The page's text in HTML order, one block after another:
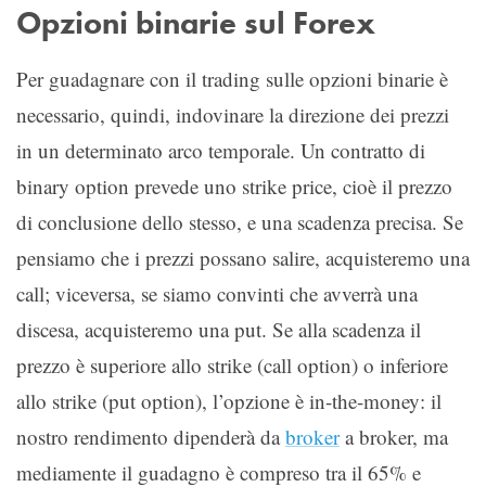
Opzioni binarie sul Forex
Per guadagnare con il trading sulle opzioni binarie è
necessario, quindi, indovinare la direzione dei prezzi
in un determinato arco temporale. Un contratto di
binary option prevede uno strike price, cioè il prezzo
di conclusione dello stesso, e una scadenza precisa. Se
pensiamo che i prezzi possano salire, acquisteremo una
call; viceversa, se siamo convinti che avverrà una
discesa, acquisteremo una put. Se alla scadenza il
prezzo è superiore allo strike (call option) o inferiore
allo strike (put option), l’opzione è in-the-money: il
nostro rendimento dipenderà dabrokera broker, ma
mediamente il guadagno è compreso tra il 65% e